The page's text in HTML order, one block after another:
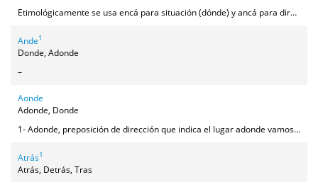
Etimológicamente se usa encá para situación (dónde) y ancá para dirección (adónde), pero en la actualidad la frontera entre ambas preposiciones está difuminada, o tal vez lo estuvo desde siempre, teniendo en cuenta el uso de EN y A en la Edad Media, de modo que nos encontramos con este uso: SITUACIÓN: encá, anca→ Pili no está aquí, está encá su madre / Se venden manteles ancá la tía Josefa. DIRECCIÓN: ancá→ Voy ancá'l tió Andrés / Fernando no está, s'ha ío ancá su agüela. (Más raramente) encá→ Voy a un recao encá'l aguacil. A esto habría que añadir que si la percepción de algunos hablantes es correcta, algunas personas en Peraleda utilizan encá y ancá indistintamente y otras tienden a usar encá cuando se habla de algo cercano y familiar (encá mi padre) y ancá cuando es más lejano, desconocido o difuso (ancá el tío Fulano). Sea o no correcta esta intuición, es una muestra más de lo difuminada que está la diferencia entre ambas preposiciones.
Ande1
Donde, Adonde
–
Aonde
Adonde, Donde
1- Adonde, preposición de dirección que indica el lugar adonde vamos. (S'ha ío aonde la jaza'l tío Luis) 2- Con menos frecuencia, también puede usarse como preposición de situación, aunque en ese caso frecuentemente expresa una situación vaga, una zona, no tanto un punto concreto (= por allí) (Tiene una casa aonde el jernal del tío Nino). 3- Conjunción de relativo indicando dirección o situación (Se jué aonde están los borregos / Eso está aonde vive tu tía). 4- Pronombre interrogativo (¿Aónde vas?).
Atrás1
Atrás, Detrás, Tras